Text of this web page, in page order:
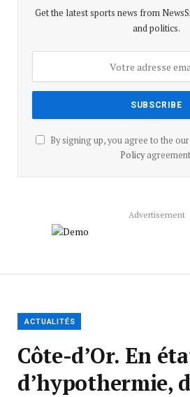
Get the latest sports news from
and politics.
By signing up, you agree to the
Policy
Advertisement
ACTUALITÉS
Côte-d’Or. En
d’hypothermie,